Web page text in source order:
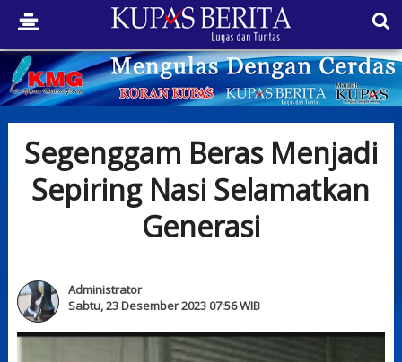
Segenggam Beras Menjadi
Sepiring Nasi Selamatkan
Generasi
Administrator
Sabtu, 23 Desember 2023 07:56 WIB